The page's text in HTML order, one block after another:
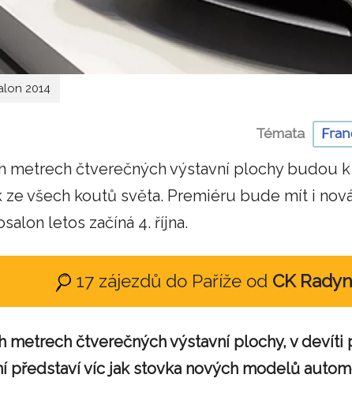
2014
Témata
metrech čtverečných výstavní plochy budou
všech koutů světa. Premiéru bude mít i
letos začíná 4. října.
17 zájezdů do Paříže od CK
metrech čtverečných výstavní plochy, v devíti
představí víc jak stovka nových modelů